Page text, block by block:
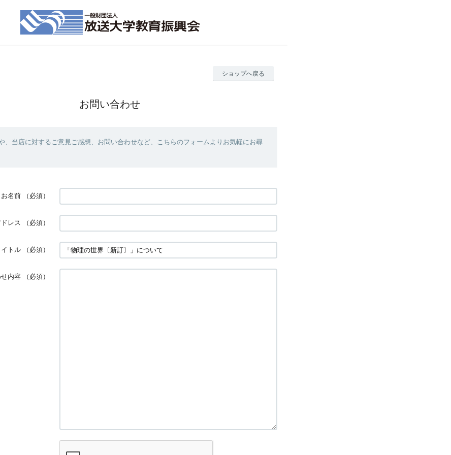
ショップへ戻る
お問い合わせ
、当店に対するご意見ご感想、お問い合わせなど、こちらのフォームよりお気軽にお尋
お名前 （必須）
レス （必須）
トル （必須）
内容 （必須）